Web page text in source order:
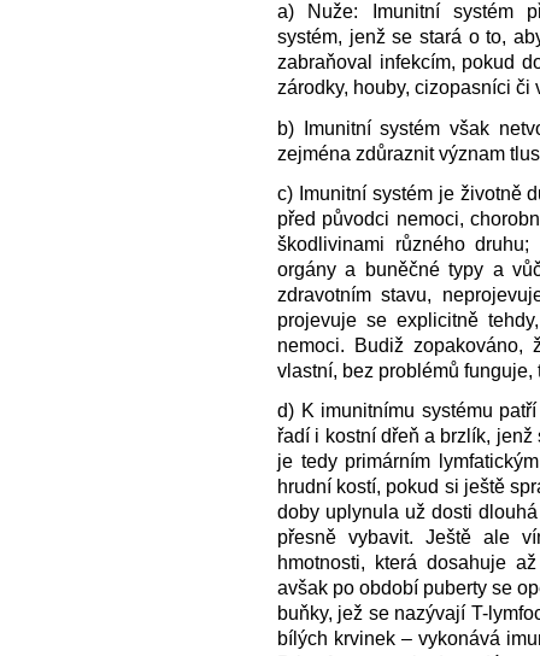
a) Nuže: Imunitní systém
systém, jenž se stará o to,
zabraňoval infekcím, pokud
zárodky, houby, cizopasníci či
b) Imunitní systém však
zejména zdůraznit význam
c) Imunitní systém je životně
před původci nemoci,
škodlivinami různého
orgány a buněčné typy a
zdravotním stavu,
projevuje se explicitně
nemoci. Budiž
vlastní, bez problémů
d) K imunitnímu systému
řadí i kostní dřeň a brzlík,
je tedy primárním
hrudní kostí, pokud si ještě
doby uplynula už dosti
přesně vybavit. Ještě ale
hmotnosti, která dosahuje
avšak po období puberty se
buňky, jež se nazývají T-
bílých krvinek – vykonává